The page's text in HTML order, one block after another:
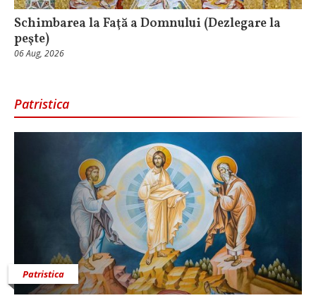
Schimbarea la Faţă a Domnului (Dezlegare la
peşte)
06 Aug, 2026
Patristica
Patristica